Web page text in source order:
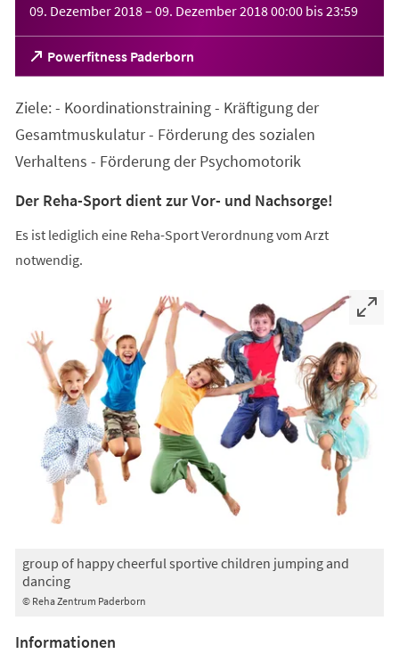
09. Dezember 2018– 09. Dezember 201800:00 bis23:59
Powerfitness Paderborn
(Öffnet
in
neuen
Ziele: - Koordinationstraining - Kräftigung der
Gesamtmuskulatur - Förderung des sozialen
Verhaltens - Förderung der Psychomotorik
Der Reha-Sport dient zur Vor- und Nachsorge!
Es ist lediglich eine Reha-Sport Verordnung vom Arzt
notwendig.
© Reha Zentrum Paderborn
group of happy cheerful sportive children jumping and
dancing
Informationen